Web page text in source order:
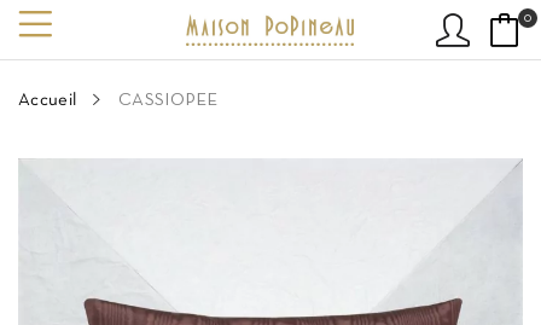
0
Accueil CASSIOPEE